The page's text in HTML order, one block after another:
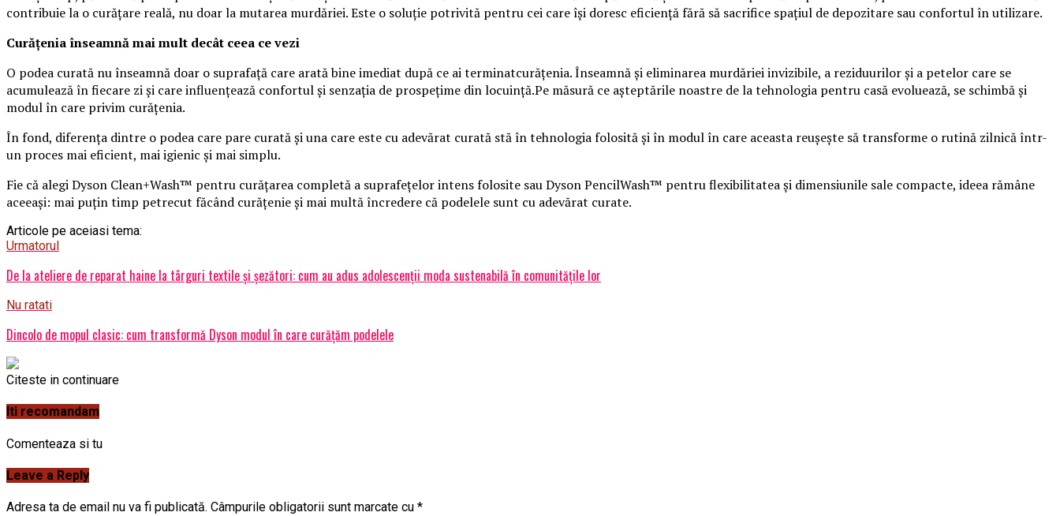
contribuie la o curățare reală, nu doar la mutarea murdăriei. Este o soluție potrivită pentru cei care își doresc eficiență fără să sacrifice spațiul de depozitare sau confortul în utilizare.
Curățenia înseamnă mai mult decât ceea ce vezi
O podea curată nu înseamnă doar o suprafață care arată bine imediat după ce ai terminatcurățenia. Înseamnă și eliminarea murdăriei invizibile, a reziduurilor și a petelor care se
acumulează în fiecare zi și care influențează confortul și senzația de prospețime din locuință.Pe măsură ce așteptările noastre de la tehnologia pentru casă evoluează, se schimbă și
modul în care privim curățenia.
În fond, diferența dintre o podea care pare curată și una care este cu adevărat curată stă în tehnologia folosită și în modul în care aceasta reușește să transforme o rutină zilnică într-
un proces mai eficient, mai igienic și mai simplu.
Fie că alegi Dyson Clean+Wash™ pentru curățarea completă a suprafețelor intens folosite sau Dyson PencilWash™ pentru flexibilitatea și dimensiunile sale compacte, ideea rămâne
aceeași: mai puțin timp petrecut făcând curățenie și mai multă încredere că podelele sunt cu adevărat curate.
Articole pe aceiasi tema:
Urmatorul
De la ateliere de reparat haine la târguri textile și șezători: cum au adus adolescenții moda sustenabilă în comunitățile lor
Nu ratati
Dincolo de mopul clasic: cum transformă Dyson modul în care curățăm podelele
Citeste in continuare
Iti recomandam
Comenteaza si tu
Leave a Reply
Adresa ta de email nu va fi publicată. Câmpurile obligatorii sunt marcate cu *